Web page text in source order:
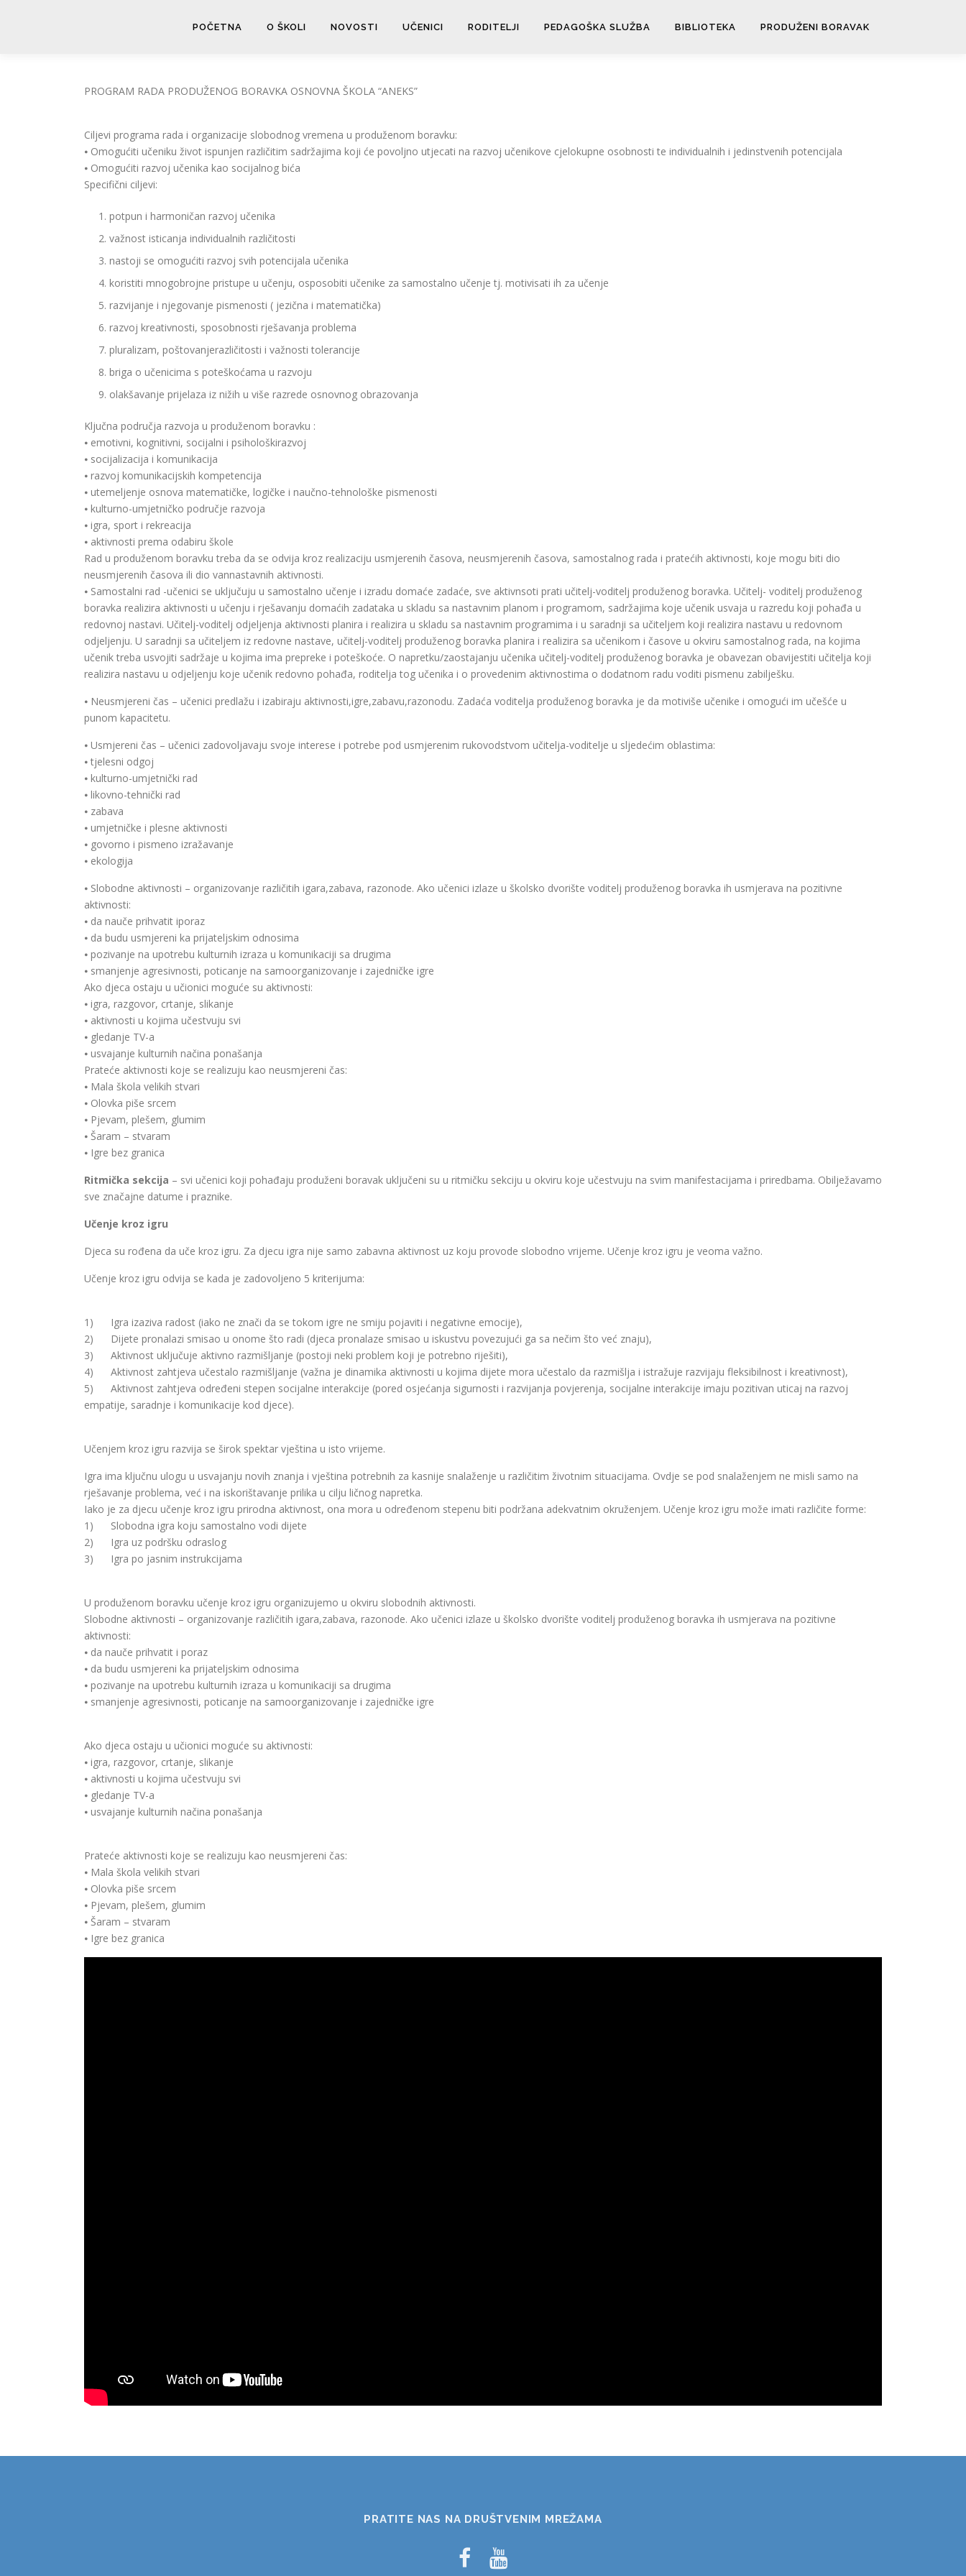
POČETNA O ŠKOLI NOVOSTI UČENICI RODITELJI PEDAGOŠKA SLUŽBA BIBLIOTEKA PRODUŽENI BORAVAK
PROGRAM RADA PRODUŽENOG BORAVKA OSNOVNA ŠKOLA “ANEKS”
Ciljevi programa rada i organizacije slobodnog vremena u produženom boravku:
⦁ Omogućiti učeniku život ispunjen različitim sadržajima koji će povoljno utjecati na razvoj učenikove cjelokupne osobnosti te individualnih i jedinstvenih potencijala
⦁ Omogućiti razvoj učenika kao socijalnog bića
Specifični ciljevi:
potpun i harmoničan razvoj učenika
važnost isticanja individualnih različitosti
nastoji se omogućiti razvoj svih potencijala učenika
koristiti mnogobrojne pristupe u učenju, osposobiti učenike za samostalno učenje tj. motivisati ih za učenje
razvijanje i njegovanje pismenosti ( jezična i matematička)
razvoj kreativnosti, sposobnosti rješavanja problema
pluralizam, poštovanjerazličitosti i važnosti tolerancije
briga o učenicima s poteškoćama u razvoju
olakšavanje prijelaza iz nižih u više razrede osnovnog obrazovanja
Ključna područja razvoja u produženom boravku :
⦁ emotivni, kognitivni, socijalni i psihološkirazvoj
⦁ socijalizacija i komunikacija
⦁ razvoj komunikacijskih kompetencija
⦁ utemeljenje osnova matematičke, logičke i naučno-tehnološke pismenosti
⦁ kulturno-umjetničko područje razvoja
⦁ igra, sport i rekreacija
⦁ aktivnosti prema odabiru škole
Rad u produženom boravku treba da se odvija kroz realizaciju usmjerenih časova, neusmjerenih časova, samostalnog rada i pratećih aktivnosti, koje mogu biti dio
neusmjerenih časova ili dio vannastavnih aktivnosti.
⦁ Samostalni rad -učenici se uključuju u samostalno učenje i izradu domaće zadaće, sve aktivnsoti prati učitelj-voditelj produženog boravka. Učitelj- voditelj produženog
boravka realizira aktivnosti u učenju i rješavanju domaćih zadataka u skladu sa nastavnim planom i programom, sadržajima koje učenik usvaja u razredu koji pohađa u
redovnoj nastavi. Učitelj-voditelj odjeljenja aktivnosti planira i realizira u skladu sa nastavnim programima i u saradnji sa učiteljem koji realizira nastavu u redovnom
odjeljenju. U saradnji sa učiteljem iz redovne nastave, učitelj-voditelj produženog boravka planira i realizira sa učenikom i časove u okviru samostalnog rada, na kojima
učenik treba usvojiti sadržaje u kojima ima prepreke i poteškoće. O napretku/zaostajanju učenika učitelj-voditelj produženog boravka je obavezan obavijestiti učitelja koji
realizira nastavu u odjeljenju koje učenik redovno pohađa, roditelja tog učenika i o provedenim aktivnostima o dodatnom radu voditi pismenu zabilješku.
⦁ Neusmjereni čas – učenici predlažu i izabiraju aktivnosti,igre,zabavu,razonodu. Zadaća voditelja produženog boravka je da motiviše učenike i omogući im učešće u
punom kapacitetu.
⦁ Usmjereni čas – učenici zadovoljavaju svoje interese i potrebe pod usmjerenim rukovodstvom učitelja-voditelje u sljedećim oblastima:
⦁ tjelesni odgoj
⦁ kulturno-umjetnički rad
⦁ likovno-tehnički rad
⦁ zabava
⦁ umjetničke i plesne aktivnosti
⦁ govorno i pismeno izražavanje
⦁ ekologija
⦁ Slobodne aktivnosti – organizovanje različitih igara,zabava, razonode. Ako učenici izlaze u školsko dvorište voditelj produženog boravka ih usmjerava na pozitivne
aktivnosti:
⦁ da nauče prihvatit iporaz
⦁ da budu usmjereni ka prijateljskim odnosima
⦁ pozivanje na upotrebu kulturnih izraza u komunikaciji sa drugima
⦁ smanjenje agresivnosti, poticanje na samoorganizovanje i zajedničke igre
Ako djeca ostaju u učionici moguće su aktivnosti:
⦁ igra, razgovor, crtanje, slikanje
⦁ aktivnosti u kojima učestvuju svi
⦁ gledanje TV-a
⦁ usvajanje kulturnih načina ponašanja
Prateće aktivnosti koje se realizuju kao neusmjereni čas:
⦁ Mala škola velikih stvari
⦁ Olovka piše srcem
⦁ Pjevam, plešem, glumim
⦁ Šaram – stvaram
⦁ Igre bez granica
Ritmička sekcija – svi učenici koji pohađaju produženi boravak uključeni su u ritmičku sekciju u okviru koje učestvuju na svim manifestacijama i priredbama. Obilježavamo
sve značajne datume i praznike.
Učenje kroz igru
Djeca su rođena da uče kroz igru. Za djecu igra nije samo zabavna aktivnost uz koju provode slobodno vrijeme. Učenje kroz igru je veoma važno.
Učenje kroz igru odvija se kada je zadovoljeno 5 kriterijuma:
1) Igra izaziva radost (iako ne znači da se tokom igre ne smiju pojaviti i negativne emocije),
2) Dijete pronalazi smisao u onome što radi (djeca pronalaze smisao u iskustvu povezujući ga sa nečim što već znaju),
3) Aktivnost uključuje aktivno razmišljanje (postoji neki problem koji je potrebno riješiti),
4) Aktivnost zahtjeva učestalo razmišljanje (važna je dinamika aktivnosti u kojima dijete mora učestalo da razmišlja i istražuje razvijaju fleksibilnost i kreativnost),
5) Aktivnost zahtjeva određeni stepen socijalne interakcije (pored osjećanja sigurnosti i razvijanja povjerenja, socijalne interakcije imaju pozitivan uticaj na razvoj
empatije, saradnje i komunikacije kod djece).
Učenjem kroz igru razvija se širok spektar vještina u isto vrijeme.
Igra ima ključnu ulogu u usvajanju novih znanja i vještina potrebnih za kasnije snalaženje u različitim životnim situacijama. Ovdje se pod snalaženjem ne misli samo na
rješavanje problema, već i na iskorištavanje prilika u cilju ličnog napretka.
Iako je za djecu učenje kroz igru prirodna aktivnost, ona mora u određenom stepenu biti podržana adekvatnim okruženjem. Učenje kroz igru može imati različite forme:
1) Slobodna igra koju samostalno vodi dijete
2) Igra uz podršku odraslog
3) Igra po jasnim instrukcijama
U produženom boravku učenje kroz igru organizujemo u okviru slobodnih aktivnosti.
Slobodne aktivnosti – organizovanje različitih igara,zabava, razonode. Ako učenici izlaze u školsko dvorište voditelj produženog boravka ih usmjerava na pozitivne
aktivnosti:
⦁ da nauče prihvatit i poraz
⦁ da budu usmjereni ka prijateljskim odnosima
⦁ pozivanje na upotrebu kulturnih izraza u komunikaciji sa drugima
⦁ smanjenje agresivnosti, poticanje na samoorganizovanje i zajedničke igre
Ako djeca ostaju u učionici moguće su aktivnosti:
⦁ igra, razgovor, crtanje, slikanje
⦁ aktivnosti u kojima učestvuju svi
⦁ gledanje TV-a
⦁ usvajanje kulturnih načina ponašanja
Prateće aktivnosti koje se realizuju kao neusmjereni čas:
⦁ Mala škola velikih stvari
⦁ Olovka piše srcem
⦁ Pjevam, plešem, glumim
⦁ Šaram – stvaram
⦁ Igre bez granica
PRATITE NAS NA DRUŠTVENIM MREŽAMA